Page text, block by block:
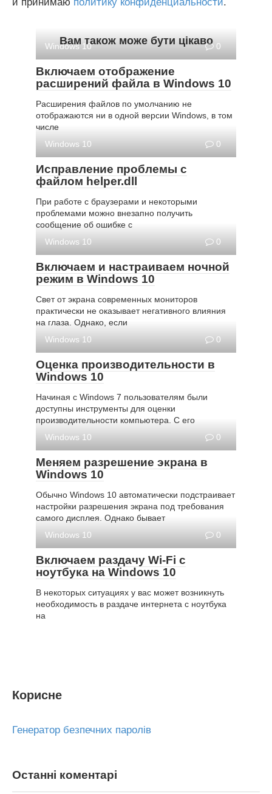
Вам також може бути цікаво
Windows 10 0
Включаем отображение
расширений файла в Windows 10
Расширения файлов по умолчанию не
отображаются ни в одной версии Windows, в том
числе
Windows 10
0
Исправление проблемы с
файлом helper.dll
При работе с браузерами и некоторыми
проблемами можно внезапно получить
сообщение об ошибке с
Windows 10
0
Включаем и настраиваем ночной
режим в Windows 10
Свет от экрана современных мониторов
практически не оказывает негативного влияния
на глаза. Однако, если
Windows 10
0
Оценка производительности в
Windows 10
Начиная с Windows 7 пользователям были
доступны инструменты для оценки
производительности компьютера. С его
Windows 10
0
Меняем разрешение экрана в
Windows 10
Обычно Windows 10 автоматически подстраивает
настройки разрешения экрана под требования
самого дисплея. Однако бывает
Windows 10
0
Включаем раздачу Wi-Fi с
ноутбука на Windows 10
В некоторых ситуациях у вас может возникнуть
необходимость в раздаче интернета с ноутбука
на
Корисне
Генератор безпечних паролів
Останні коментарі